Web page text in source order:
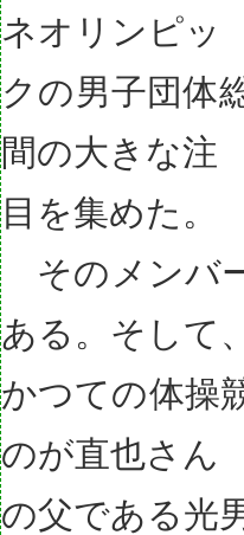
ネオリンピッ
クの男子団体
間の大きな注
目を集めた。
そのメンバ
ある。そして、
かつての体操
のが直也さん
の父である光